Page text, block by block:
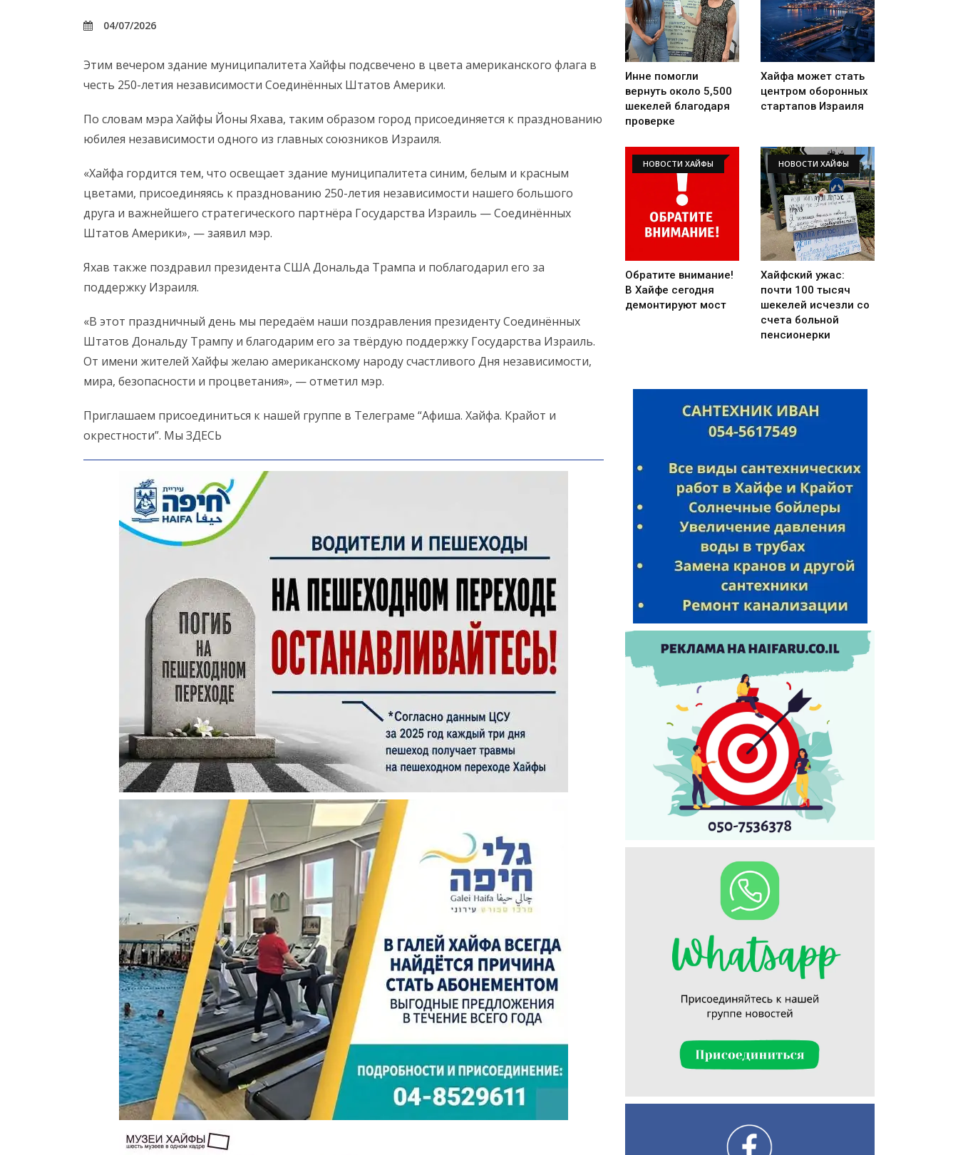
Искать
04/07/2026
Этим вечером здание муниципалитета Хайфы подсвечено в цвета американского флага в
честь 250-летия независимости Соединённых Штатов Америки.
По словам мэра Хайфы Йоны Яхава, таким образом город присоединяется к празднованию
юбилея независимости одного из главных союзников Израиля.
«Хайфа гордится тем, что освещает здание муниципалитета синим, белым и красным
цветами, присоединяясь к празднованию 250-летия независимости нашего большого
друга и важнейшего стратегического партнёра Государства Израиль — Соединённых
Штатов Америки», — заявил мэр.
Яхав также поздравил президента США Дональда Трампа и поблагодарил его за
поддержку Израиля.
«В этот праздничный день мы передаём наши поздравления президенту Соединённых
Штатов Дональду Трампу и благодарим его за твёрдую поддержку Государства Израиль.
От имени жителей Хайфы желаю американскому народу счастливого Дня независимости,
мира, безопасности и процветания», — отметил мэр.
Приглашаем присоединиться к нашей группе в Телеграме “Афиша. Хайфа. Крайот и
окрестности”. Мы ЗДЕСЬ
Инне помогли
вернуть около 5,500
шекелей благодаря
проверке
Хайфа может стать
центром оборонных
стартапов Израиля
НОВОСТИ ХАЙФЫ
Обратите внимание!
В Хайфе сегодня
демонтируют мост
НОВОСТИ ХАЙФЫ
Хайфский ужас:
почти 100 тысяч
шекелей исчезли со
счета больной
пенсионерки